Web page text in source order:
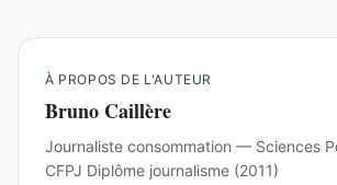
À PROPOS DE L'AUTEUR
Bruno Caillère
Journaliste consommation — Sciences
CFPJ Diplôme journalisme (2011)